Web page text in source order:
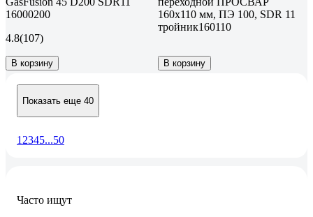
16000200
4.8(107)
В корзину
160x110 мм, ПЭ 100, SDR 11
тройник160110
В корзину
Показать еще 40
1 2345...50
Часто ищут